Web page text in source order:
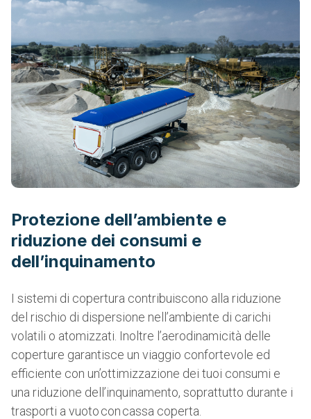
Protezione dell’ambiente e
riduzione dei consumi e
dell’inquinamento
I sistemi di copertura contribuiscono alla riduzione
del rischio di dispersione nell’ambiente di carichi
volatili o atomizzati. Inoltre l’aerodinamicità delle
coperture garantisce un viaggio confortevole ed
efficiente con un’ottimizzazione dei tuoi consumi e
una riduzione dell’inquinamento, soprattutto durante i
trasporti a vuoto con cassa coperta.